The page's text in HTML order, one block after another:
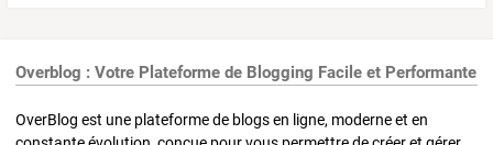
Overblog : Votre Plateforme de Blogging Facile et Performante
OverBlog est une plateforme de blogs en ligne, moderne et en